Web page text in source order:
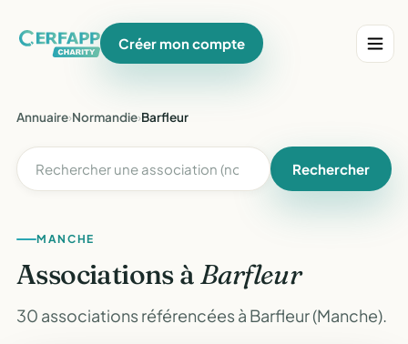
Créer mon compte
Annuaire›Normandie›Barfleur
Rechercher
MANCHE
Associations àBarfleur
30 associations référencées à Barfleur (Manche).